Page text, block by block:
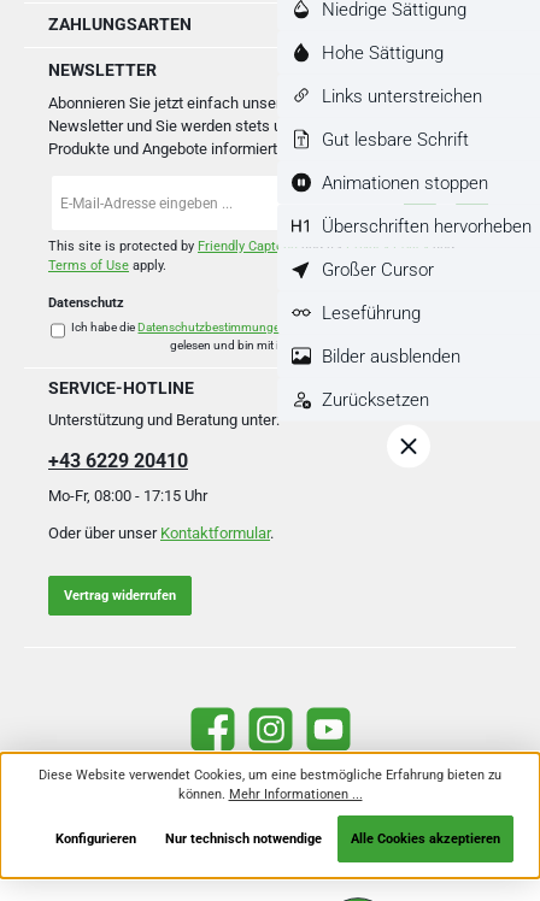
ZAHLUNGSARTEN
NEWSLETTER
Abonnieren Sie jetzt einfach unseren regelmäßig erscheinenden
Newsletter und Sie werden stets unter den Ersten sein, über neue
Produkte und Angebote informiert werden.
Mail-
*
This site is protected by Friendly Captcha and its Privacy Policy and
Terms of Use apply.
Datenschutz
Ich habe dieDatenschutzbestimmungen zur Kenntnis genommen und die
gelesen und bin mit ihnen einverstanden.
SERVICE-HOTLINE
Unterstützung und Beratung unter:
+43 6229 20410
Mo-Fr, 08:00 - 17:15 Uhr
Oder über unser Kontaktformular.
Vertrag widerrufen
Facebook Instagram YouTube
Alle Preise inkl. gesetzl. Mehrwertsteuer zzgl.Versandkosten
Nachnahmegebühren, wenn nicht anders angegeben.
Niedrige Sättigung
Hohe Sättigung
Links unterstreichen
Gut lesbare Schrift
Animationen stoppen
Überschriften hervorheben
Großer Cursor
Leseführung
Bilder ausblenden
Zurücksetzen
Diese Website verwendet Cookies, um eine bestmögliche Erfahrung bieten zu
können. Mehr Informationen ...
Nur technisch notwendige
Konfigurieren Alle Cookies akzeptieren